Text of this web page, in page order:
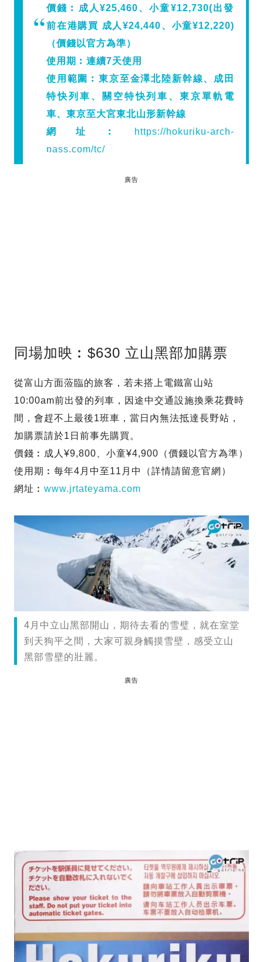
價錢︰ 成人‎¥25,460、小童¥12,730(出發
前在港購買 成人‎¥24,440、小童¥12,220)
（價錢以官方為準）
使用期︰ 連續7天使用
使用範圍︰東京至金澤北陸新幹線、成田
特快列車、關空特快列車、東京單軌電
車、東京至大宮東北山形新幹線
網址︰
https://hokuriku-arch-
pass.com/tc/
廣告
同場加映︰$630 立山黑部加購票
從富山方面蒞臨的旅客，若未搭上電鐵富山站
10:00am前出發的列車，因途中交通設施換乘花費時
間，會趕不上最後1班車，當日內無法抵達長野站，
加購票請於1日前事先購買。
價錢︰成人‎¥9,800、小童¥4,900（價錢以官方為準）
使用期︰每年4月中至11月中（詳情請留意官網）
網址︰ www.jrtateyama.com
4月中立山黑部開山，期待去看的雪璧，就在室堂
到天狗平之間，大家可親身觸摸雪壁，感受立山
黑部雪壁的壯麗。
廣告